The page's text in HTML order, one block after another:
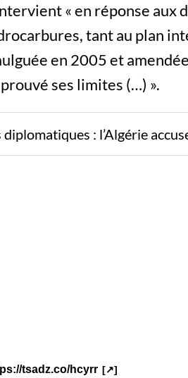
« en réponse aux
tant au plan
en 2005 et
ses limites (…) ».
diplomatiques : l’Algérie
tsadz.co/hcyrr